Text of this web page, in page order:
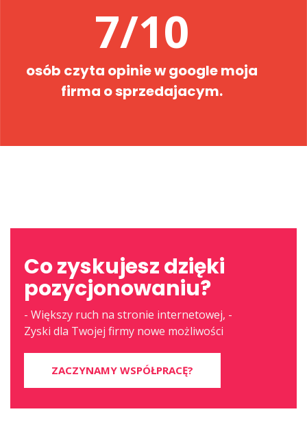
7/10
osób czyta opinie w google moja
firma o sprzedajacym.
Co zyskujesz dzięki
pozycjonowaniu?
- Większy ruch na stronie internetowej, -
Zyski dla Twojej firmy nowe możliwości
ZACZYNAMY WSPÓŁPRACĘ?